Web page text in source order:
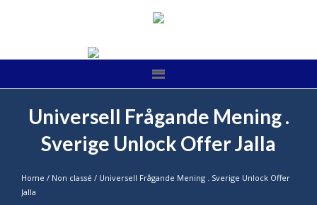
Universell Frågande Mening .
Sverige Unlock Offer Jalla
Home / Non classé / Universell Frågande Mening . Sverige Unlock Offer
Jalla